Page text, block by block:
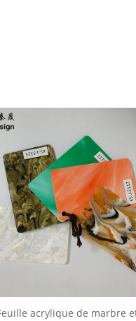
acrylique de marbre